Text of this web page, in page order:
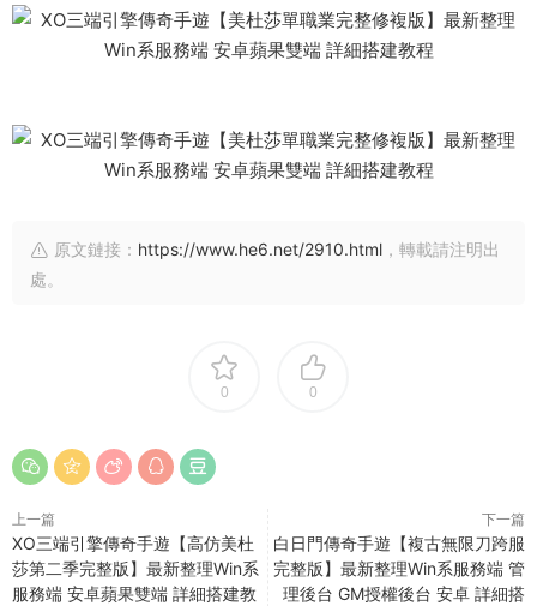
原文鏈接： https://www.he6.net/2910.html ，轉載請注明出
處。
0 0
上一篇
XO三端引擎傳奇手遊【高仿美杜
莎第二季完整版】最新整理Win系
服務端 安卓蘋果雙端 詳細搭建教
下一篇
白日門傳奇手遊【複古無限刀跨服
完整版】最新整理Win系服務端 管
理後台 GM授權後台 安卓 詳細搭